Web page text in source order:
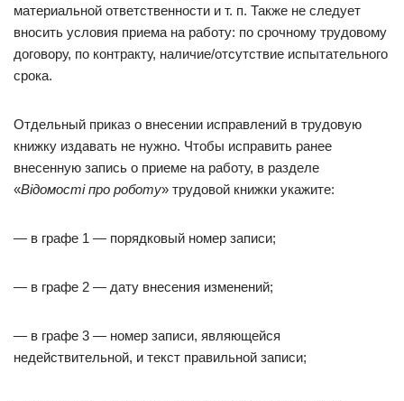
материальной ответственности и т. п. Также не следует
вносить условия приема на работу: по срочному трудовому
договору, по контракту, наличие/отсутствие испытательного
срока.
Отдельный приказ о внесении исправлений в трудовую
книжку издавать не нужно. Чтобы исправить ранее
внесенную запись о приеме на работу, в разделе
«Відомості про роботу» трудовой книжки укажите:
— в графе 1 — порядковый номер записи;
— в графе 2 — дату внесения изменений;
— в графе 3 — номер записи, являющейся
недействительной, и текст правильной записи;